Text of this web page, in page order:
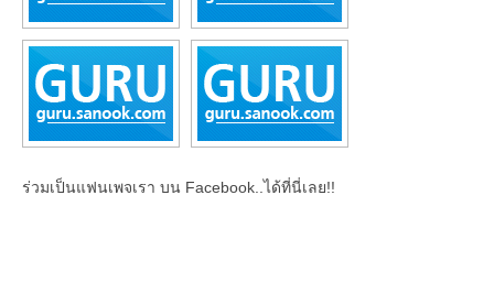
ร่วมเป็นแฟนเพจเรา บน Facebook..ได้ที่นี่เลย!!